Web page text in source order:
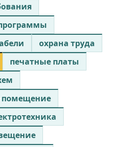
охрана труда
печатные платы
помещение